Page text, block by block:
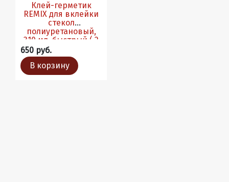
Клей-герметик
REMIX для вклейки
стекол
полиуретановый,
310 мл. быстрый ( 2
650 руб.
В корзину